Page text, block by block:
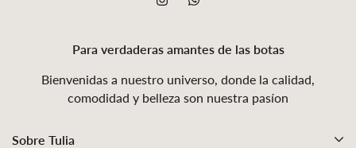
Para verdaderas amantes de las botas
Bienvenidas a nuestro universo, donde la calidad,
comodidad y belleza son nuestra pasíon
Sobre Tulia